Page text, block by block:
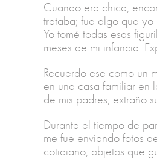
Cuando era chica,
trataba; fue algo que
Yo tomé todas esas
meses de mi infancia.
Recuerdo ese como un
en una casa familiar en
de mis padres, extraño
Durante el tiempo de
me fue enviando fotos
cotidiano, objetos que